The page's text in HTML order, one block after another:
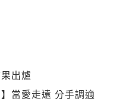
出爐
當愛走遠 分手調適